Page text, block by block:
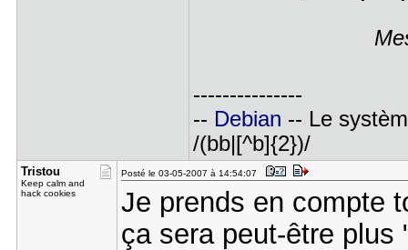
---------------
-- Debian -- Le
/(bb|[^b]{2})/
Tristou
Keep calm and
hack cookies
Posté le 03-05-2007 à 14:54:07
Je prends en compte
ça sera peut-être